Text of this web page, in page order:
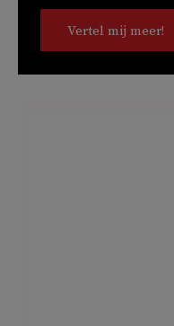
Vertel mij meer!